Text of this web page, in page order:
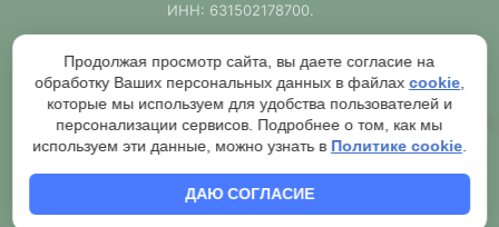
ИНН: 631502178700.
https://samara777.ru
не является публичной офертой,
ВСЯ информация размещена в ознакомительных целях.
Согласно правилам описанным в разделе"Публичная
оферта"публичная оферта используется только при
обязательном оформлении заказа через Оператора сайта
чека.
Продолжая просмотр сайта, вы даете согласие на
обработку Ваших персональных данных в файлах cookie
которые мы используем для удобства пользователей и
персонализации сервисов. Подробнее о том, как мы
используем эти данные, можно узнать в Политике cookie
ДАЮ СОГЛАСИЕ